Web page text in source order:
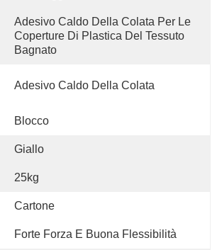
Adesivo Caldo Della Colata Per Le
Coperture Di Plastica Del Tessuto
Bagnato
Adesivo Caldo Della Colata
Blocco
Giallo
25kg
Cartone
Forte Forza E Buona Flessibilità